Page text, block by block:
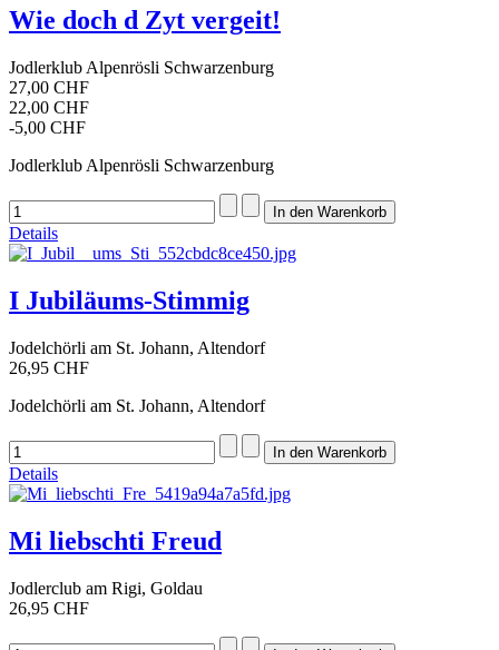
Wie doch d Zyt vergeit!
Jodlerklub Alpenrösli Schwarzenburg
27,00 CHF
22,00 CHF
-5,00 CHF
Jodlerklub Alpenrösli Schwarzenburg
Details
I Jubiläums-Stimmig
Jodelchörli am St. Johann, Altendorf
26,95 CHF
Jodelchörli am St. Johann, Altendorf
Details
Mi liebschti Freud
Jodlerclub am Rigi, Goldau
26,95 CHF